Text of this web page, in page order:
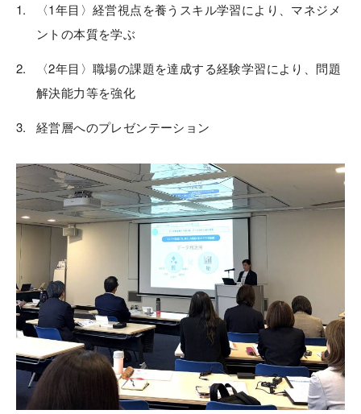
〈1年目〉経営視点を養うスキル学習により、マネジメ
ントの本質を学ぶ
〈2年目〉職場の課題を達成する経験学習により、問題
解決能力等を強化
経営層へのプレゼンテーション